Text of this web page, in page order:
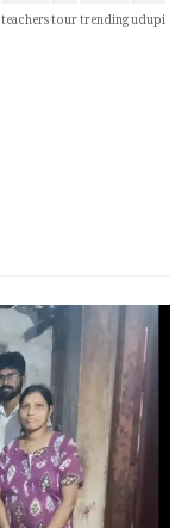
teacherstourtrendingudupi